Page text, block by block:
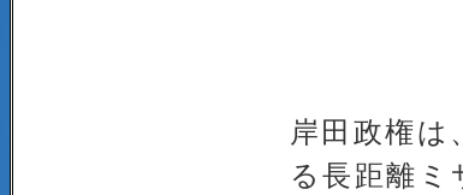
岸田政権
る長距離ミ